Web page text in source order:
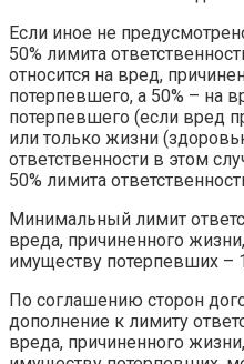
Если иное не
50% лимита
относится на вред,
потерпевшего, а 50% – на
потерпевшего (если вред
или только жизни
ответственности в этом
50% лимита
Минимальный лимит
вреда, причиненного
имуществу потерпевших –
По соглашению сторон
дополнение к лимиту
вреда, причиненного